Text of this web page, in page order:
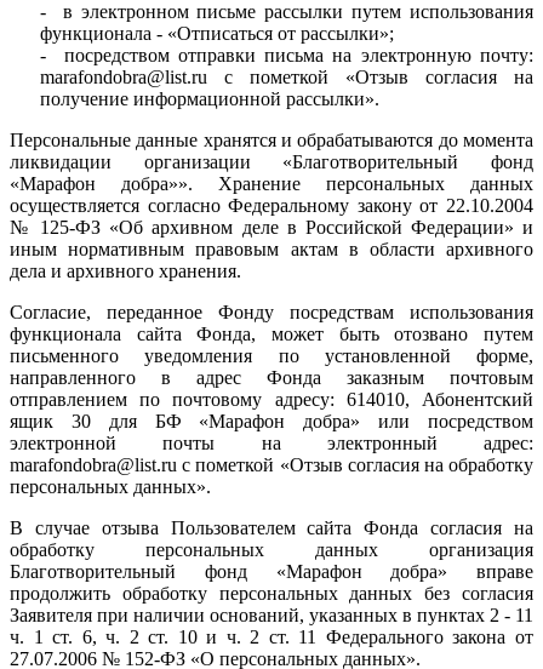
- в электронном письме рассылки путем использования
функционала - «Отписаться от рассылки»;
- посредством отправки письма на электронную почту:
marafondobra@list.ru с пометкой «Отзыв согласия на
получение информационной рассылки».
Персональные данные хранятся и обрабатываются до момента
ликвидации организации «Благотворительный фонд
«Марафон добра»». Хранение персональных данных
осуществляется согласно Федеральному закону от 22.10.2004
№ 125-ФЗ «Об архивном деле в Российской Федерации» и
иным нормативным правовым актам в области архивного
дела и архивного хранения.
Согласие, переданное Фонду посредствам использования
функционала сайта Фонда, может быть отозвано путем
письменного уведомления по установленной форме,
направленного в адрес Фонда заказным почтовым
отправлением по почтовому адресу: 614010, Абонентский
ящик 30 для БФ «Марафон добра» или посредством
электронной почты на электронный адрес:
marafondobra@list.ru с пометкой «Отзыв согласия на обработку
персональных данных».
В случае отзыва Пользователем сайта Фонда согласия на
обработку персональных данных организация
Благотворительный фонд «Марафон добра» вправе
продолжить обработку персональных данных без согласия
Заявителя при наличии оснований, указанных в пунктах 2 - 11
ч. 1 ст. 6, ч. 2 ст. 10 и ч. 2 ст. 11 Федерального закона от
27.07.2006 № 152-ФЗ «О персональных данных».